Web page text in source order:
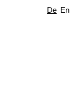
De En